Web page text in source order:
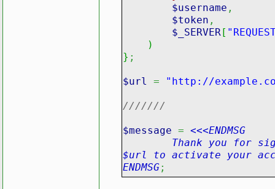
$username ,
$token ,
$_SERVER [
)
} ;
$url = "http://
///////
$message = <<<ENDMSG
Thank you for
$url to activate your
ENDMSG;